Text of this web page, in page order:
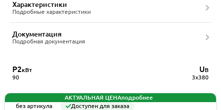
Характеристики
Подробные характеристики
Документация
Подробная документация
P2кВт
90
UВ
3x380
АКТУАЛЬНАЯ ЦЕНАподробнее
без артикула
Доступен для заказа